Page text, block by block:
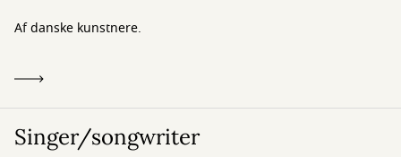
Af danske kunstnere.
Singer/songwriter